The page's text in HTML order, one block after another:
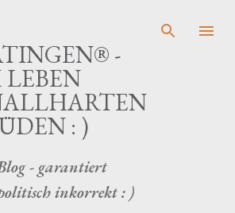
-
: )
- garantiert
inkorrekt : )